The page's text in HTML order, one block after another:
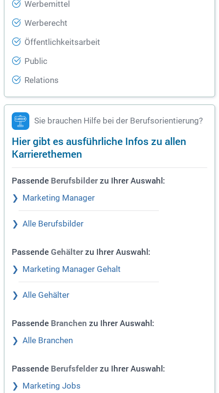
Werbemittel
Werberecht
Öffentlichkeitsarbeit
Public
Relations
Sie brauchen Hilfe bei der Berufsorientierung?
Hier gibt es ausführliche Infos zu allen
Karrierethemen
Passende Berufsbilder zu Ihrer Auswahl:
Marketing Manager
Alle Berufsbilder
Passende Gehälter zu Ihrer Auswahl:
Marketing Manager Gehalt
Alle Gehälter
Passende Branchen zu Ihrer Auswahl:
Alle Branchen
Passende Berufsfelder zu Ihrer Auswahl:
Marketing Jobs